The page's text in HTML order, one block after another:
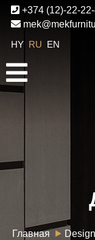
+374 (12)-22-
HY RU EN
Главная